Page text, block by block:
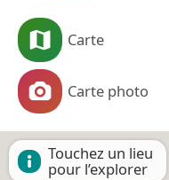
Carte
Carte photo
Touchez un lieu
pour l’explorer